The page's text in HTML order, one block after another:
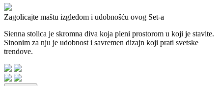
Zagolicajte maštu izgledom i udobnošću ovog Set-a
Sienna stolica je skromna diva koja pleni prostorom u koji je stavite.
Sinonim za nju je udobnost i savremen dizajn koji prati svetske
trendove.